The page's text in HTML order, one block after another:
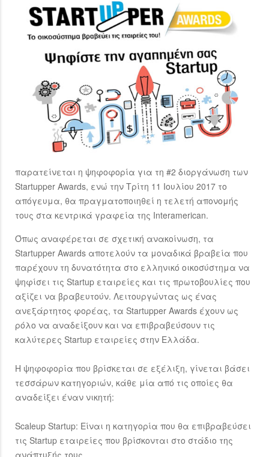
παρατείνεται η ψηφοφορία για τη #2 διοργάνωση των
Startupper Awards, ενώ την Τρίτη 11 Ιουλίου 2017 το
απόγευμα, θα πραγματοποιηθεί η τελετή απονομής
τους στα κεντρικά γραφεία της Interamerican.
Όπως αναφέρεται σε σχετική ανακοίνωση, τα
Startupper Awards αποτελούν τα μοναδικά βραβεία που
παρέχουν τη δυνατότητα στο ελληνικό οικοσύστημα να
ψηφίσει τις Startup εταιρείες και τις πρωτοβουλίες που
αξίζει να βραβευτούν. Λειτουργώντας ως ένας
ανεξάρτητος φορέας, τα Startupper Awards έχουν ως
ρόλο να αναδείξουν και να επιβραβεύσουν τις
καλύτερες Startup εταιρείες στην Ελλάδα.
Η ψηφοφορία που βρίσκεται σε εξέλιξη, γίνεται βάσει
τεσσάρων κατηγοριών, κάθε μία από τις οποίες θα
αναδείξει έναν νικητή:
Scaleup Startup: Είναι η κατηγορία που θα επιβραβεύσει
τις Startup εταιρείες που βρίσκονται στο στάδιο της